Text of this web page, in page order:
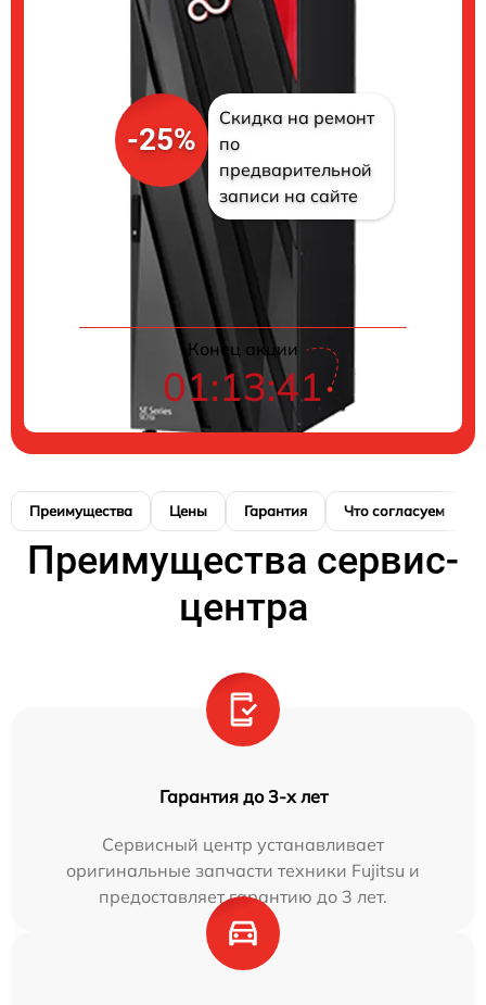
-25%
Скидка на ремонт
по
предварительной
записи на сайте
Цены на ремонт
Конец акции
01:13:39
Преимущества Цены Гарантия Что согласуем
Преимущества сервис-
центра
Гарантия до 3-х лет
Сервисный центр устанавливает
оригинальные запчасти техники Fujitsu и
предоставляет гарантию до 3 лет.